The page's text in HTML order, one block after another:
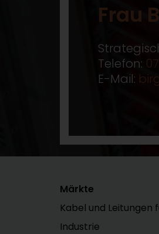
Frau
Telefon:
E-Mail:
Märkte
Kabel und Leitungen
Industrie